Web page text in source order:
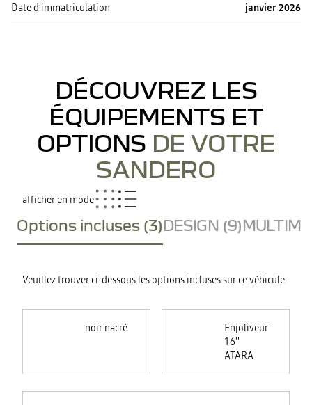
Date d'immatriculation janvier 2026
DÉCOUVREZ LES
ÉQUIPEMENTS ET
OPTIONS DE VOTRE
SANDERO
afficher en mode
Options incluses (3)DESIGN (9)
Veuillez trouver ci-dessous les options incluses sur ce véhicule
noir nacré
Enjoliveur
16''
ATARA